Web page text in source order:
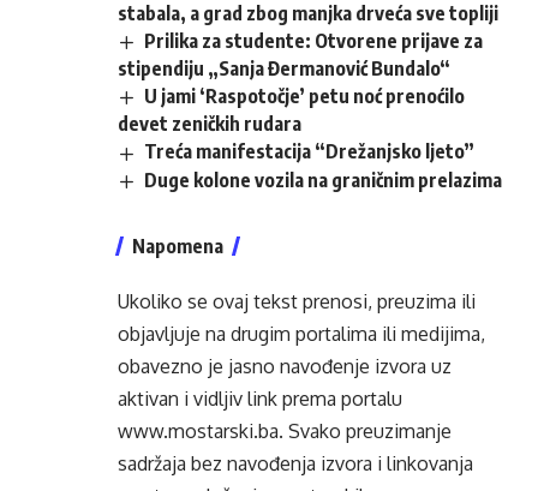
stabala, a grad zbog manjka drveća sve topliji
Prilika za studente: Otvorene prijave za
stipendiju „Sanja Đermanović Bundalo“
U jami ‘Raspotočje’ petu noć prenoćilo
devet zeničkih rudara
Treća manifestacija “Drežanjsko ljeto”
Duge kolone vozila na graničnim prelazima
Napomena
Ukoliko se ovaj tekst prenosi, preuzima ili
objavljuje na drugim portalima ili medijima,
obavezno je jasno navođenje izvora uz
aktivan i vidljiv link prema portalu
www.mostarski.ba. Svako preuzimanje
sadržaja bez navođenja izvora i linkovanja